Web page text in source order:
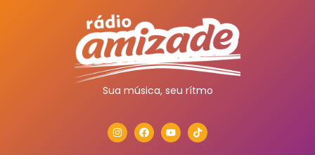
Sua música, seu rítmo